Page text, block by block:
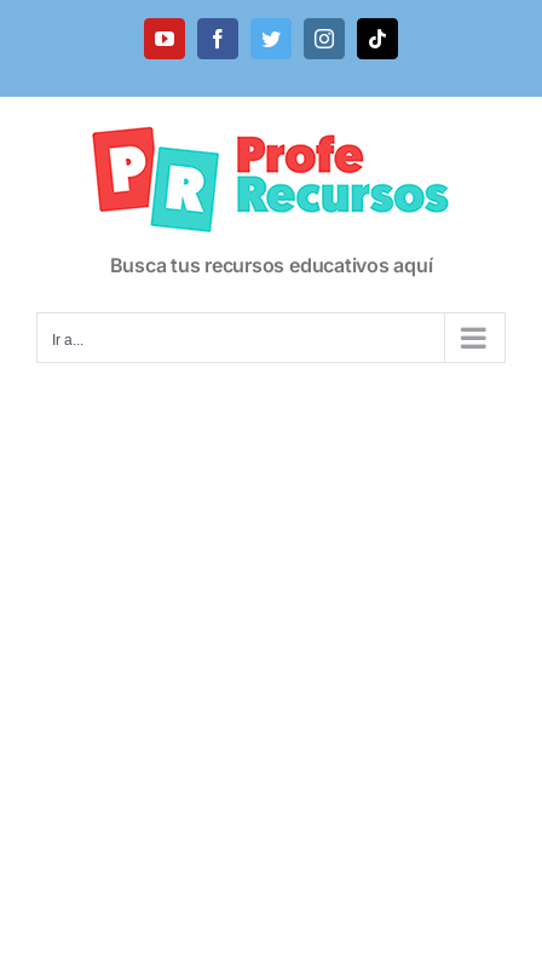
YouTubeFacebookTwitterInstagramTiktok
Busca tus recursos educativos aquí
Ir a...